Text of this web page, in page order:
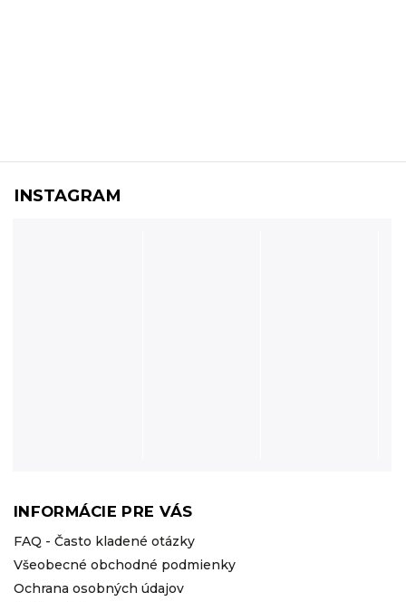
INFORMÁCIE PRE VÁS
FAQ - Často kladené otázky
Všeobecné obchodné podmienky
Ochrana osobných údajov
INSTAGRAM